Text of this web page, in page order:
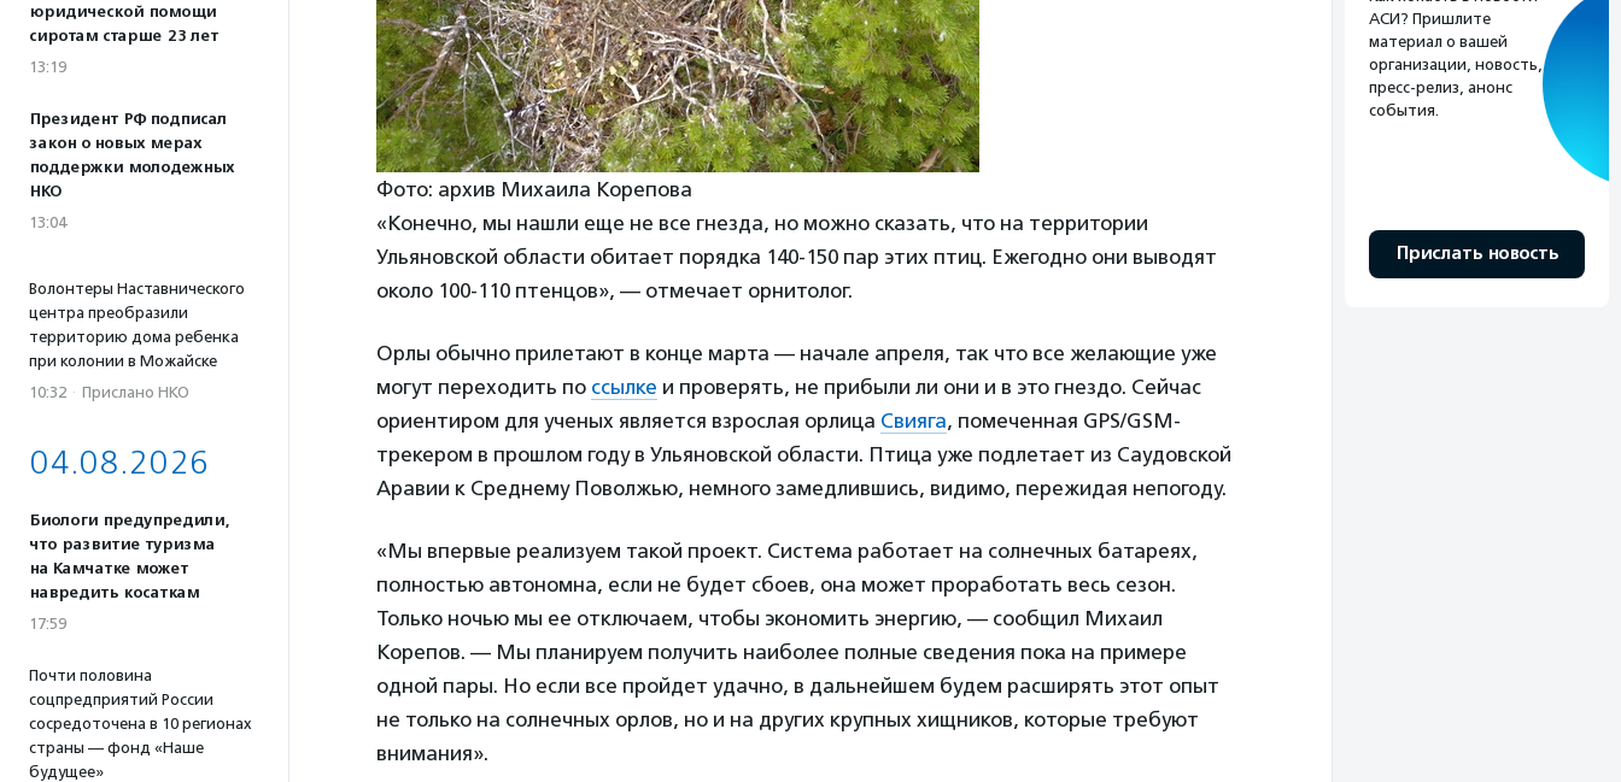
юридической помощи
сиротам старше 23 лет
13:19
Президент РФ подписал
закон о новых мерах
поддержки молодежных
НКО
13:04
Волонтеры Наставнического
центра преобразили
территорию дома ребенка
при колонии в Можайске
10:32 · Прислано НКО
04.08.2026
Биологи предупредили,
что развитие туризма
на Камчатке может
навредить косаткам
17:59
Почти половина
соцпредприятий России
сосредоточена в 10 регионах
страны — фонд «Наше
будущее»
Фото: архив Михаила Корепова
«Конечно, мы нашли еще не все гнезда, но можно сказать, что на территории
Ульяновской области обитает порядка 140-150 пар этих птиц. Ежегодно они выводят
около 100-110 птенцов», — отмечает орнитолог.
Орлы обычно прилетают в конце марта — начале апреля, так что все желающие уже
могут переходить по ссылке и проверять, не прибыли ли они и в это гнездо. Сейчас
ориентиром для ученых является взрослая орлица Свияга, помеченная GPS/GSM-
трекером в прошлом году в Ульяновской области. Птица уже подлетает из Саудовской
Аравии к Среднему Поволжью, немного замедлившись, видимо, пережидая непогоду.
«Мы впервые реализуем такой проект. Система работает на солнечных батареях,
полностью автономна, если не будет сбоев, она может проработать весь сезон.
Только ночью мы ее отключаем, чтобы экономить энергию, — сообщил Михаил
Корепов. — Мы планируем получить наиболее полные сведения пока на примере
одной пары. Но если все пройдет удачно, в дальнейшем будем расширять этот опыт
не только на солнечных орлов, но и на других крупных хищников, которые требуют
внимания».
АСИ? Пришлите
материал о вашей
организации, новость,
пресс-релиз, анонс
события.
Прислать новость